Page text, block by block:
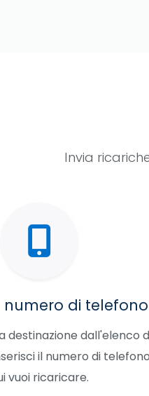
Invia
numero di telefono
destinazione dall'elenco
il numero di
vuoi ricaricare.